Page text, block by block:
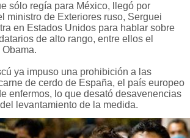
sólo regía para México, llegó por
ministro de Exteriores ruso, Serguei
en Estados Unidos para hablar sobre
de alto rango, entre ellos el
ya impuso una prohibición a las
de cerdo de España, el país europeo
enfermos, lo que desató desavenencias
levantamiento de la medida.